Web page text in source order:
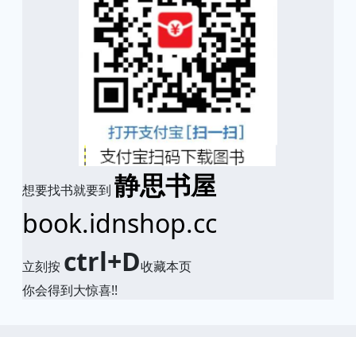
想要找书就要到 静思书屋
book.idnshop.cc
立刻按 ctrl+D收藏本页
你会得到大惊喜!!